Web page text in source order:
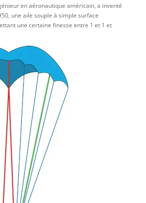
en aéronautique américain, a inventé
une aile souple à simple surface
une certaine finesse entre 1 et 1 et